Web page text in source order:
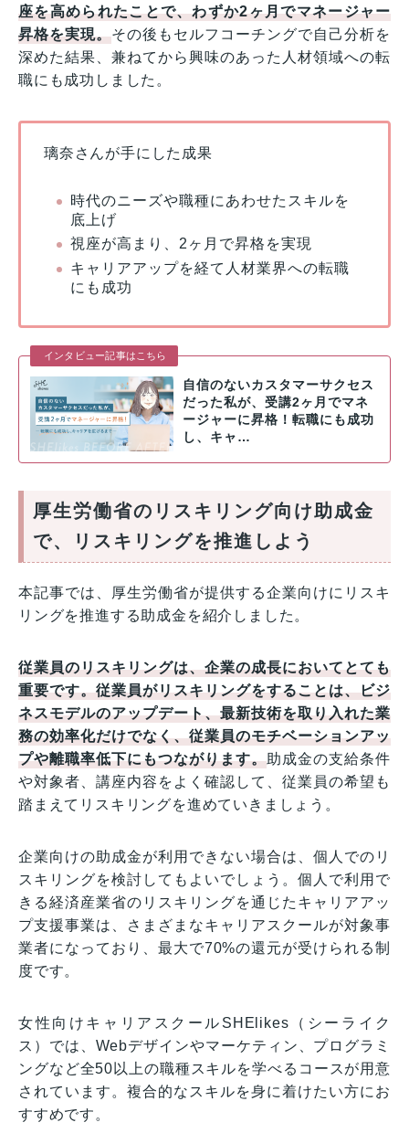
座を高められたことで、わずか2ヶ月でマネージャー
昇格を実現。その後もセルフコーチングで自己分析を
深めた結果、兼ねてから興味のあった人材領域への転
職にも成功しました。
璃奈さんが手にした成果
時代のニーズや職種にあわせたスキルを
底上げ
視座が高まり、2ヶ月で昇格を実現
キャリアアップを経て人材業界への転職
にも成功
インタビュー記事はこちら
自信のないカスタマーサクセス
だった私が、受講2ヶ月でマネ
ージャーに昇格！転職にも成功
し、キャ…
厚生労働省のリスキリング向け助成金
で、リスキリングを推進しよう
本記事では、厚生労働省が提供する企業向けにリスキ
リングを推進する助成金を紹介しました。
従業員のリスキリングは、企業の成長においてとても
重要です。従業員がリスキリングをすることは、ビジ
ネスモデルのアップデート、最新技術を取り入れた業
務の効率化だけでなく、従業員のモチベーションアッ
プや離職率低下にもつながります。助成金の支給条件
や対象者、講座内容をよく確認して、従業員の希望も
踏まえてリスキリングを進めていきましょう。
企業向けの助成金が利用できない場合は、個人でのリ
スキリングを検討してもよいでしょう。個人で利用で
きる経済産業省のリスキリングを通じたキャリアアッ
プ支援事業は、さまざまなキャリアスクールが対象事
業者になっており、最大で70%の還元が受けられる制
度です。
女性向けキャリアスクールSHElikes（シーライク
ス）では、Webデザインやマーケティン、プログラミ
ングなど全50以上の職種スキルを学べるコースが用意
されています。複合的なスキルを身に着けたい方にお
すすめです。